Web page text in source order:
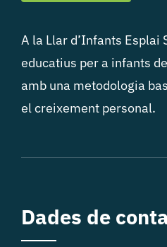
A la Llar d’Infants Esplai
educatius per a infants
amb una metodologia
el creixement personal.
Dades de